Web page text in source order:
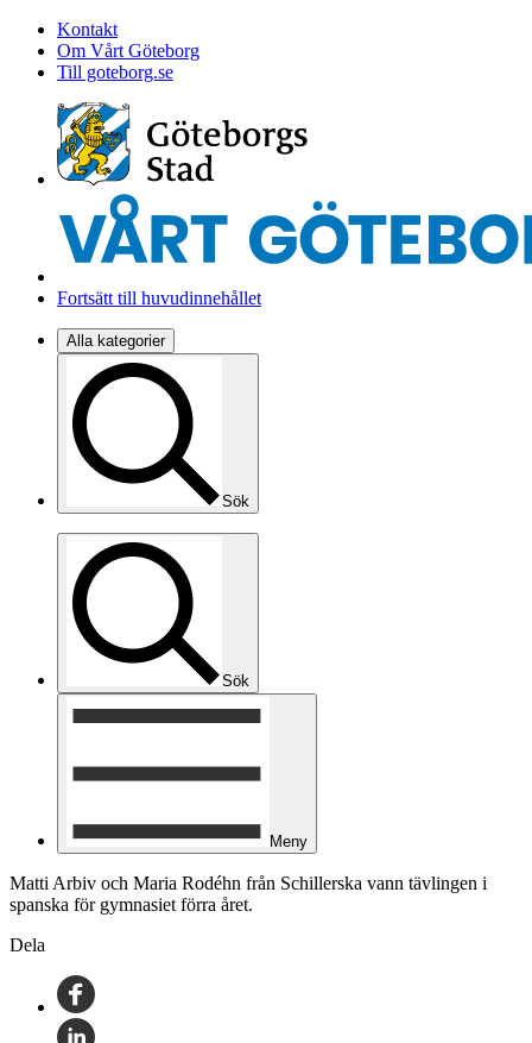
Kontakt
Om Vårt Göteborg
Till goteborg.se
Fortsätt till huvudinnehållet
Alla kategorier
Sök
Sök
Meny
Matti Arbiv och Maria Rodéhn från Schillerska vann tävlingen i
spanska för gymnasiet förra året.
Dela